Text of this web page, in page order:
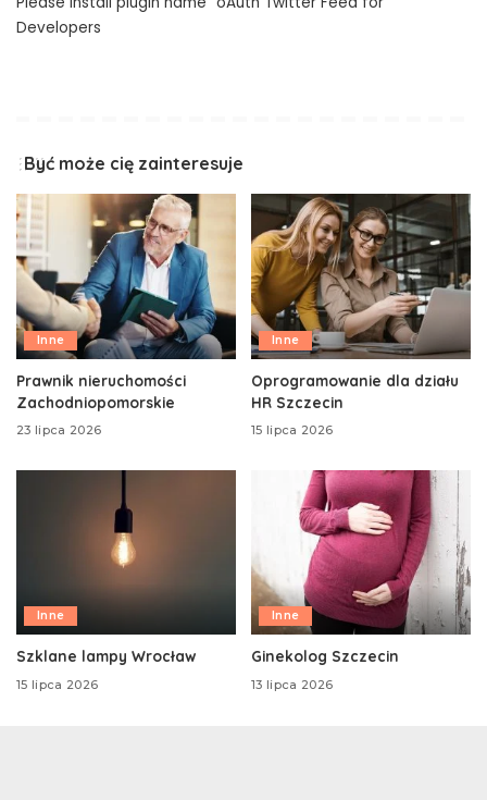
Developers
Być może cię zainteresuje
Inne
Prawnik nieruchomości
Zachodniopomorskie
23 lipca 2026
Inne
Oprogramowanie dla działu
HR Szczecin
15 lipca 2026
Inne
Szklane lampy Wrocław
15 lipca 2026
Inne
Ginekolog Szczecin
13 lipca 2026